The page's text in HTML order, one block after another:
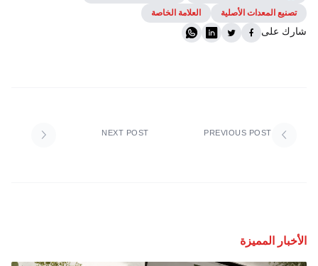
تصنيع المعدات الأصلية
العلامة الخاصة
شارك على
PREVIOUS POST
NEXT POST
الأخبار المميزة